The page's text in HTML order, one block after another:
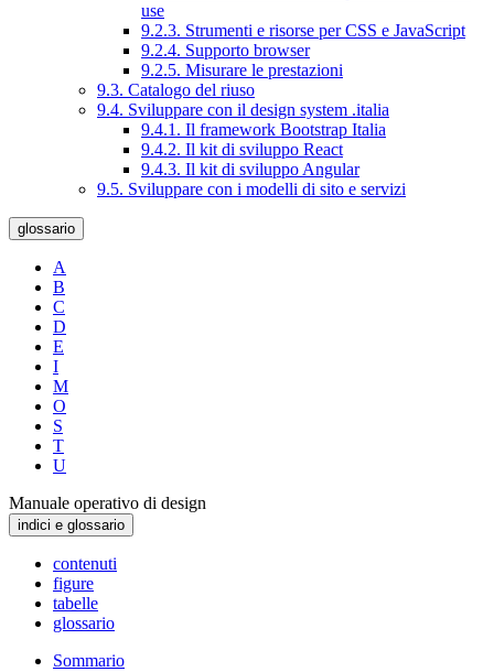
use
9.2.3. Strumenti e risorse per CSS e JavaScript
9.2.4. Supporto browser
9.2.5. Misurare le prestazioni
9.3. Catalogo del riuso
9.4. Sviluppare con il design system .italia
9.4.1. Il framework Bootstrap Italia
9.4.2. Il kit di sviluppo React
9.4.3. Il kit di sviluppo Angular
9.5. Sviluppare con i modelli di sito e servizi
glossario
A
B
C
D
E
I
M
O
S
T
U
Manuale operativo di design
indici e glossario
contenuti
figure
tabelle
glossario
Sommario